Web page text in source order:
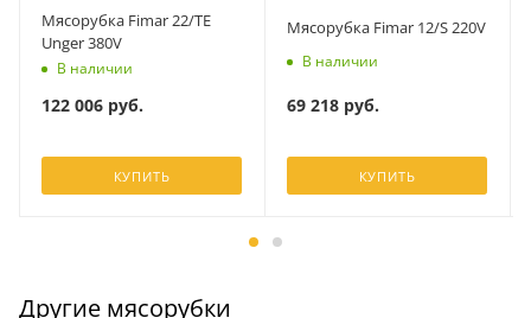
Мясорубка Fimar 22/TE
Unger 380V
В наличии
122 006 руб.
КУПИТЬ
Мясорубка Fimar 12/S 220V
В наличии
69 218 руб.
КУПИТЬ
Другие мясорубки